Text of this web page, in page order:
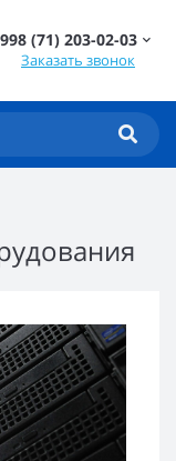
(71) 203-02-03
Заказать звонок